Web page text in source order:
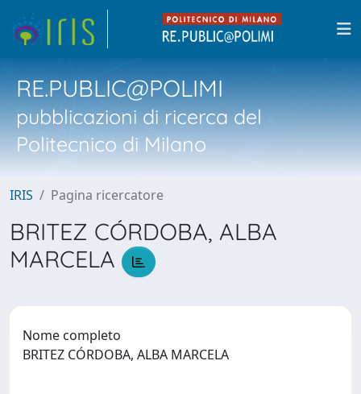
RE.PUBLIC@POLIMI
pubblicazioni di ricerca del
Politecnico di Milano
IRIS Pagina ricercatore
BRITEZ CÓRDOBA, ALBA
MARCELA
Nome completo
BRITEZ CÓRDOBA, ALBA MARCELA